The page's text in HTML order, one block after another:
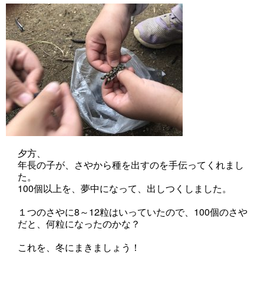
夕方、
年長の子が、さやから種を出すのを手伝ってくれまし
た。
100個以上を、夢中になって、出しつくしました。
１つのさやに8～12粒はいっていたので、100個のさや
だと、何粒になったのかな？
これを、冬にまきましょう！